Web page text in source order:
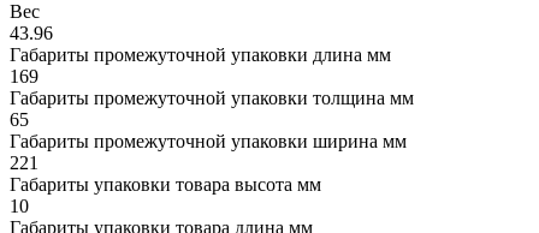
Вес
43.96
Габариты промежуточной упаковки длина мм
169
Габариты промежуточной упаковки толщина мм
65
Габариты промежуточной упаковки ширина мм
221
Габариты упаковки товара высота мм
10
Габариты упаковки товара длина мм